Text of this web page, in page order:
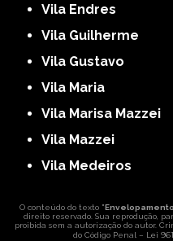
Vila Endres
Vila Guilherme
Vila Gustavo
Vila Maria
Vila Marisa Mazzei
Vila Mazzei
Vila Medeiros
O conteúdo do texto "
direito reservado. Sua reprodução,
proibida sem a autorização do autor.
do Código Penal – Lei